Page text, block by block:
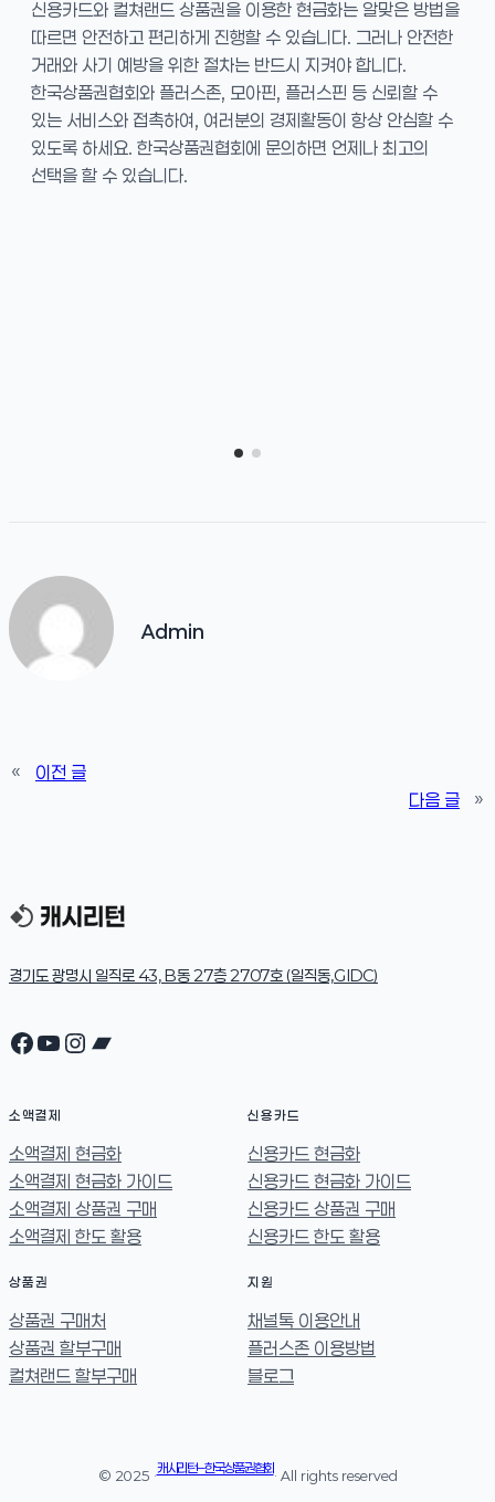
신용카드와 컬쳐랜드 상품권을 이용한 현금화는 알맞은 방법을
따르면 안전하고 편리하게 진행할 수 있습니다. 그러나 안전한
거래와 사기 예방을 위한 절차는 반드시 지켜야 합니다.
한국상품권협회와 플러스존, 모아핀, 플러스핀 등 신뢰할 수
있는 서비스와 접촉하여, 여러분의 경제활동이 항상 안심할 수
있도록 하세요. 한국상품권협회에 문의하면 언제나 최고의
선택을 할 수 있습니다.
Admin
«
이전 글
다음 글
»
경기도 광명시 일직로 43, B동 27층 2707호 (일직동,GIDC)
Facebook
YouTube
Instagram
Bandcamp
소액결제
소액결제 현금화
소액결제 현금화 가이드
소액결제 상품권 구매
소액결제 한도 활용
신용카드
신용카드 현금화
신용카드 현금화 가이드
신용카드 상품권 구매
신용카드 한도 활용
상품권
상품권 구매처
상품권 할부구매
컬쳐랜드 할부구매
지원
채널톡 이용안내
플러스존 이용방법
블로그
© 2025 ·
캐시리턴 – 한국상품권협회
· All rights reserved